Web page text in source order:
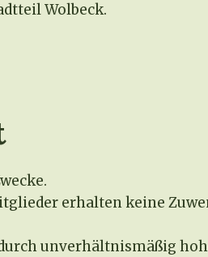
Wolbeck.
erhalten keine
unverhältnismäßig